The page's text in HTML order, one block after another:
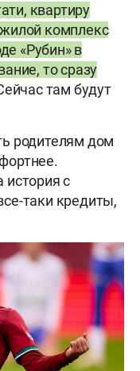
квартиру
комплекс
«Рубин» в
то сразу
там будут
родителям дом
история с
таки кредиты,